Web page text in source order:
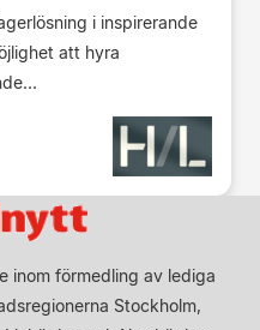
i inspirerande
att hyra
inom förmedling av lediga
Stockholm,